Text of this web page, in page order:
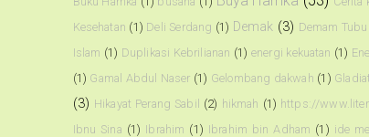
Kesehatan (1) Deli Serdang (1) Demak (3) Demam
Islam (1) Duplikasi Kebrilianan (1) energi kekuatan (1)
(1) Gamal Abdul Naser (1) Gelombang dakwah (1)
(3) Hikayat Perang Sabil (2) hikmah (1) https://
Ibnu Sina (1) Ibrahim (1) Ibrahim bin Adham (1) ide